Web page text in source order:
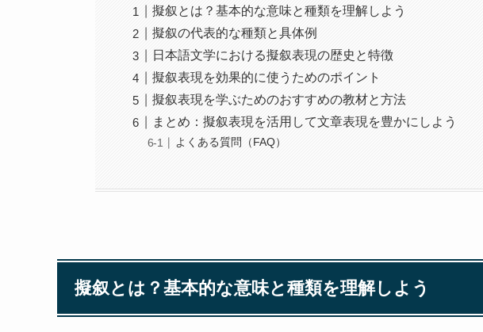
擬叙とは？基本的な意味と種類を理解しよう
擬叙の代表的な種類と具体例
日本語文学における擬叙表現の歴史と特徴
擬叙表現を効果的に使うためのポイント
擬叙表現を学ぶためのおすすめの教材と方法
まとめ：擬叙表現を活用して文章表現を豊かにしよう
よくある質問（FAQ）
擬叙とは？基本的な意味と種類を理解しよう